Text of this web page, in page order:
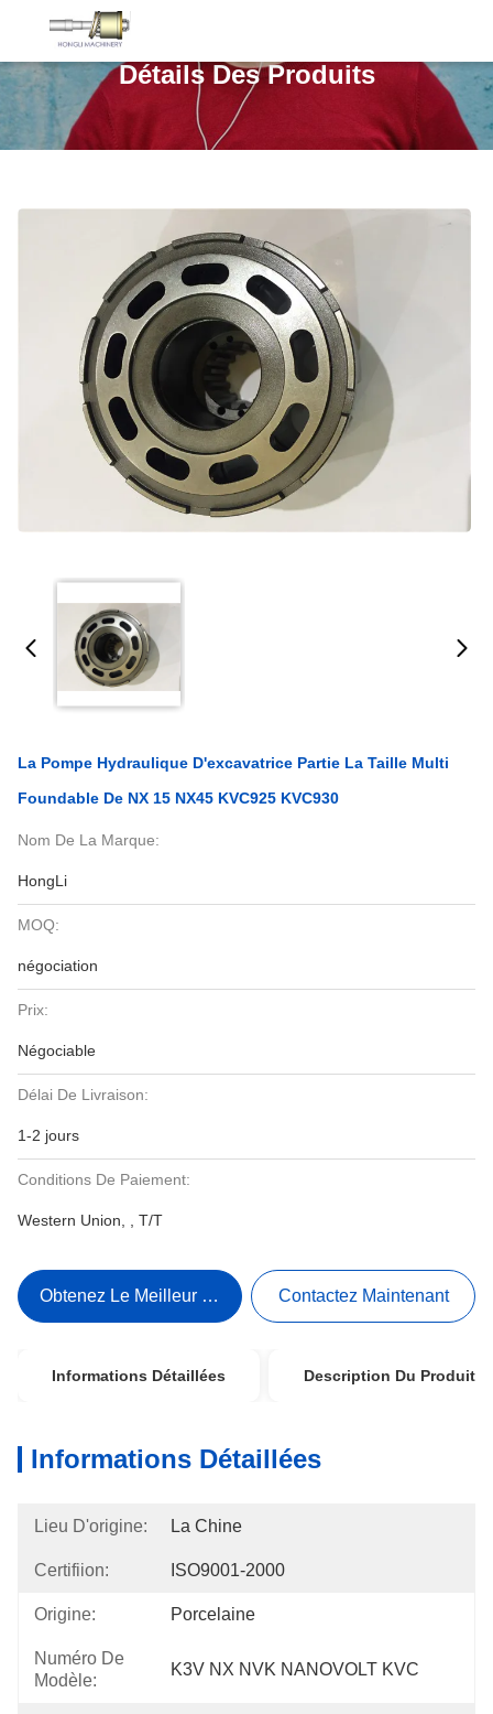
Détails Des Produits
La Pompe Hydraulique D'excavatrice Partie La Taille Multi
Foundable De NX 15 NX45 KVC925 KVC930
Nom De La Marque:
HongLi
MOQ:
négociation
Prix:
Négociable
Délai De Livraison:
1-2 jours
Conditions De Paiement:
Western Union, , T/T
Obtenez Le Meilleur Prix Contactez Maintenant
Informations Détaillées Description Du Produit
Informations Détaillées
Lieu D'origine: La Chine
Certifiion: ISO9001-2000
Origine: Porcelaine
Numéro De
Modèle:
K3V NX NVK NANOVOLT KVC